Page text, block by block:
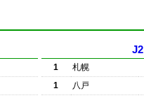
J2
1 札幌
1
八戸